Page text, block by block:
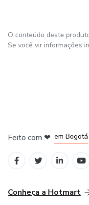
O conteúdo deste
Se você vir informações
Feito com ❤ em Bogotá
Conheça a Hotmart